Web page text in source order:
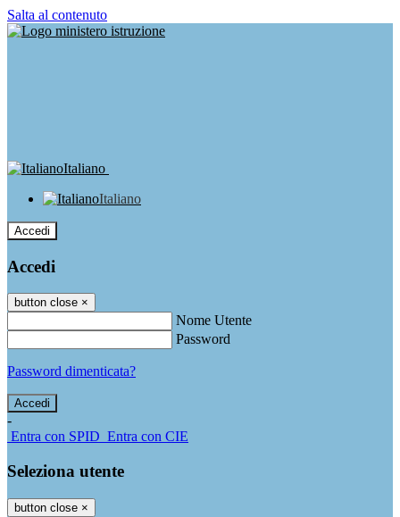
Salta al contenuto
Italiano
Italiano
Accedi
Accedi
button close ×
Nome Utente
Password
Password dimenticata?
-
Entra con SPID Entra con CIE
Seleziona utente
button close ×